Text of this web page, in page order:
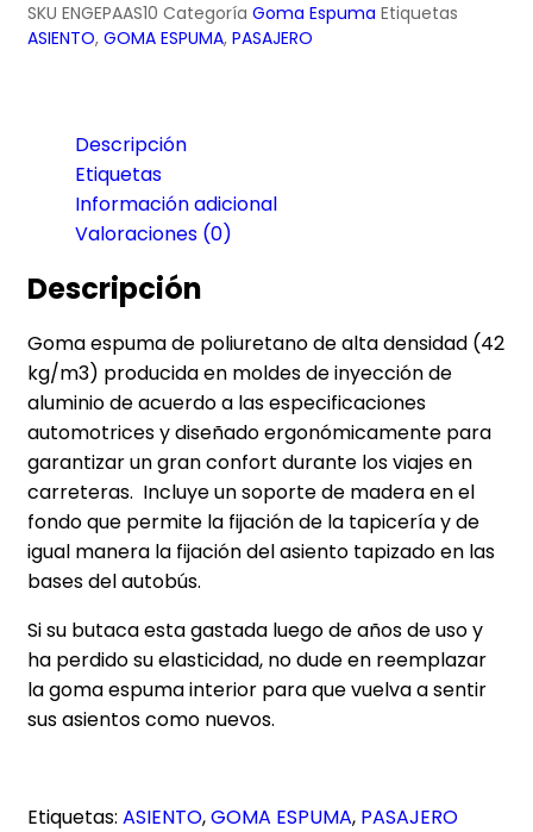
SKU ENGEPAAS10 Categoría Goma Espuma Etiquetas
ASIENTO, GOMA ESPUMA, PASAJERO
Descripción
Etiquetas
Información adicional
Valoraciones (0)
Descripción
Goma espuma de poliuretano de alta densidad (42
kg/m3) producida en moldes de inyección de
aluminio de acuerdo a las especificaciones
automotrices y diseñado ergonómicamente para
garantizar un gran confort durante los viajes en
carreteras. Incluye un soporte de madera en el
fondo que permite la fijación de la tapicería y de
igual manera la fijación del asiento tapizado en las
bases del autobús.
Si su butaca esta gastada luego de años de uso y
ha perdido su elasticidad, no dude en reemplazar
la goma espuma interior para que vuelva a sentir
sus asientos como nuevos.
Etiquetas: ASIENTO,GOMA ESPUMA, PASAJERO